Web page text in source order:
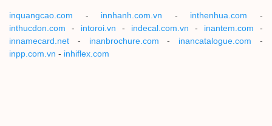
inquangcao.com - innhanh.com.vn - inthenhua.com -
inthucdon.com - intoroi.vn - indecal.com.vn - inantem.com -
innamecard.net - inanbrochure.com - inancatalogue.com -
inpp.com.vn - inhiflex.com